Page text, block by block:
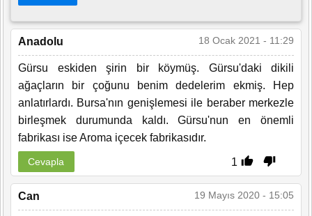
Anadolu 18 Ocak 2021 - 11:29
Gürsu eskiden şirin bir köymüş. Gürsu'daki dikili
ağaçların bir çoğunu benim dedelerim ekmiş. Hep
anlatırlardı. Bursa'nın genişlemesi ile beraber merkezle
birleşmek durumunda kaldı. Gürsu'nun en önemli
fabrikası ise Aroma içecek fabrikasıdır.
1
Cevapla
Can 19 Mayıs 2020 - 15:05